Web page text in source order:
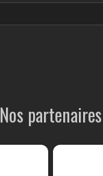
Nos partenaires